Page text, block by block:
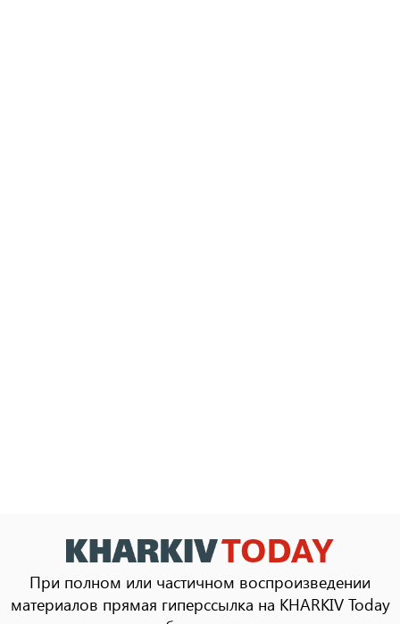
При полном или частичном воспроизведении
материалов прямая гиперссылка на KHARKIV Today